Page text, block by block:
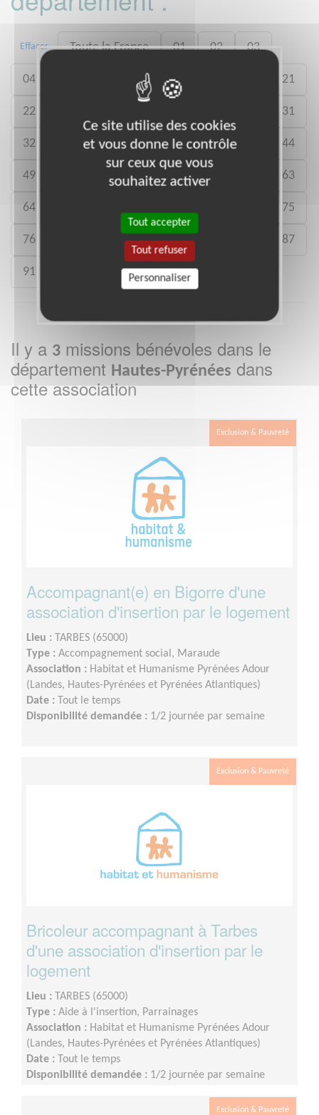
Effacer Toute la France 01 02 03
04 12 13 21
22 31
32 34 35 38 40 44
49 57 59 60 63
64 75
76 80 81 87
91
Il y a 3 missions bénévoles dans le
département Hautes-Pyrénées dans
cette association
Exclusion & Pauvreté
Accompagnant(e) en Bigorre d'une
association d'insertion par le logement
Lieu :
TARBES (65000)
Type : Accompagnement social, Maraude
Association : Habitat et Humanisme Pyrénées Adour
(Landes, Hautes-Pyrénées et Pyrénées Atlantiques)
Date :
Tout le temps
Disponibilité demandée : 1/2 journée par semaine
Exclusion & Pauvreté
Bricoleur accompagnant à Tarbes
d'une association d'insertion par le
logement
Lieu :
TARBES (65000)
Type : Aide à l'insertion, Parrainages
Association : Habitat et Humanisme Pyrénées Adour
(Landes, Hautes-Pyrénées et Pyrénées Atlantiques)
Date :
Tout le temps
Disponibilité demandée : 1/2 journée par semaine
Exclusion & Pauvreté
Ce site utilise des cookies
et vous donne le contrôle
sur ceux que vous
souhaitez activer
Tout accepter
Tout refuser
Personnaliser